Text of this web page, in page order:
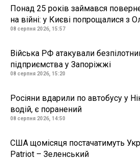
Понад 25 років займався
на війні: у Києві попрощалися з
08 серпня 2026, 15:57
Війська РФ атакували
підприємства у Запоріжжі
08 серпня 2026, 15:20
Росіяни вдарили по автобусу у
водій, є поранений
08 серпня 2026, 14:50
США щомісяця постачатимуть
Patriot – Зеленський